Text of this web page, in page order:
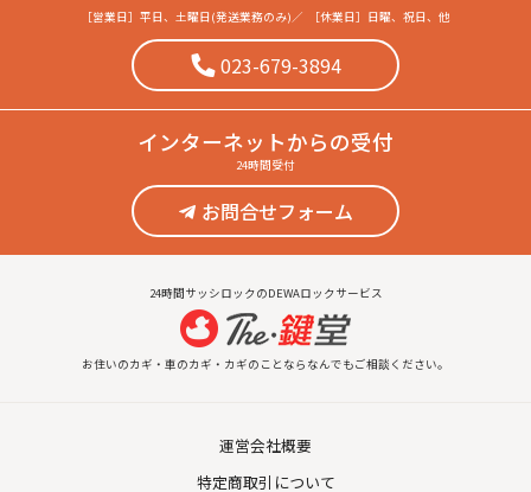
［営業日］ 平日、土曜日(発送業務のみ) ／ ［休業日］ 日曜、祝日、他
023-679-3894
インターネットからの受付
24時間受付
お問合せフォーム
24時間サッシロックのDEWAロックサービス
お住いのカギ・車のカギ・カギのことならなんでもご相談ください。
運営会社概要
特定商取引について